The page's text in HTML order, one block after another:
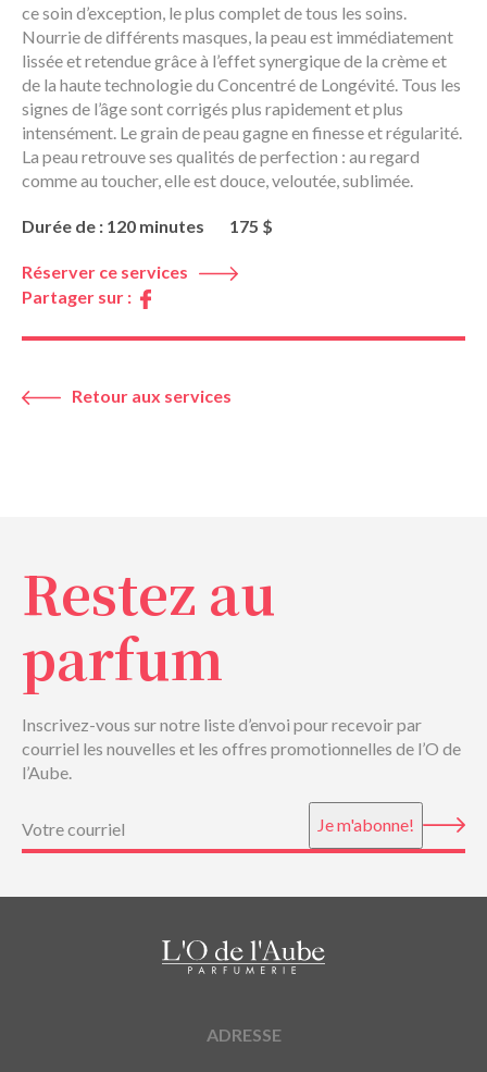
ce soin d’exception, le plus complet de tous les soins.
Nourrie de différents masques, la peau est immédiatement
lissée et retendue grâce à l’effet synergique de la crème et
de la haute technologie du Concentré de Longévité. Tous les
signes de l’âge sont corrigés plus rapidement et plus
intensément. Le grain de peau gagne en finesse et régularité.
La peau retrouve ses qualités de perfection : au regard
comme au toucher, elle est douce, veloutée, sublimée.
Durée de : 120 minutes 175 $
Réserver ce services
Partager sur :
Retour aux services
Restez au
parfum
Inscrivez-vous sur notre liste d’envoi pour recevoir par
courriel les nouvelles et les offres promotionnelles de l’O de
l’Aube.
Je m'abonne!
ADRESSE